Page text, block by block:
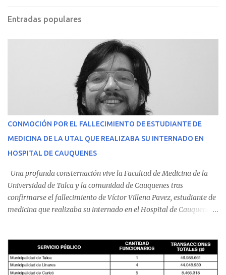
Entradas populares
CONMOCIÓN POR EL FALLECIMIENTO DE ESTUDIANTE DE
MEDICINA DE LA UTAL QUE REALIZABA SU INTERNADO EN
HOSPITAL DE CAUQUENES
Una profunda consternación vive la Facultad de Medicina de la
Universidad de Talca y la comunidad de Cauquenes tras
confirmarse el fallecimiento de Víctor Villena Pavez, estudiante de
medicina que realizaba su internado en el Hospital de Cauquenes.
malestares físicos. Dada la complejidad de su estado de salud, el
equipo médico determinó su traslado de urgencia al Hospital
Regional de Talca y dado la urgencia la ambulancia partió hacia